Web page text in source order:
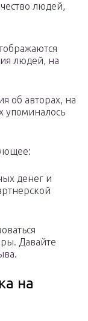
людей,
людей, на
об авторах, на
упоминалось
денег и
Давайте
на